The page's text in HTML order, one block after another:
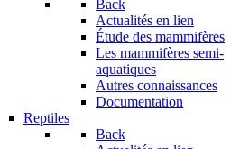
Back
Actualités en lien
Étude des mammifères
Les mammifères semi-
aquatiques
Autres connaissances
Documentation
Reptiles
Back